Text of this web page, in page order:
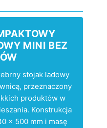
MINI BEZ
stojak ladowy
przeznaczony
produktów w
Konstrukcja
× 500 mm i masę